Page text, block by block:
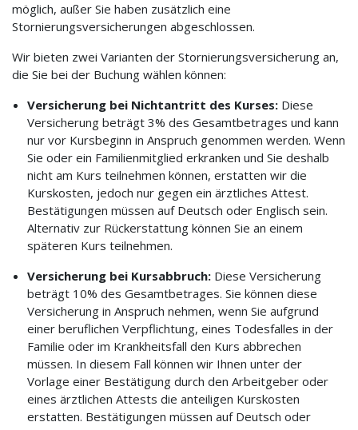
möglich, außer Sie haben zusätzlich eine
Stornierungsversicherungen abgeschlossen.
Wir bieten zwei Varianten der Stornierungsversicherung an,
die Sie bei der Buchung wählen können:
Versicherung bei Nichtantritt des Kurses:Diese
Versicherung beträgt 3% des Gesamtbetrages und kann
nur vor Kursbeginn in Anspruch genommen werden. Wenn
Sie oder ein Familienmitglied erkranken und Sie deshalb
nicht am Kurs teilnehmen können, erstatten wir die
Kurskosten, jedoch nur gegen ein ärztliches Attest.
Bestätigungen müssen auf Deutsch oder Englisch sein.
Alternativ zur Rückerstattung können Sie an einem
späteren Kurs teilnehmen.
Versicherung bei Kursabbruch:Diese Versicherung
beträgt 10% des Gesamtbetrages. Sie können diese
Versicherung in Anspruch nehmen, wenn Sie aufgrund
einer beruflichen Verpflichtung, eines Todesfalles in der
Familie oder im Krankheitsfall den Kurs abbrechen
müssen. In diesem Fall können wir Ihnen unter der
Vorlage einer Bestätigung durch den Arbeitgeber oder
eines ärztlichen Attests die anteiligen Kurskosten
erstatten. Bestätigungen müssen auf Deutsch oder